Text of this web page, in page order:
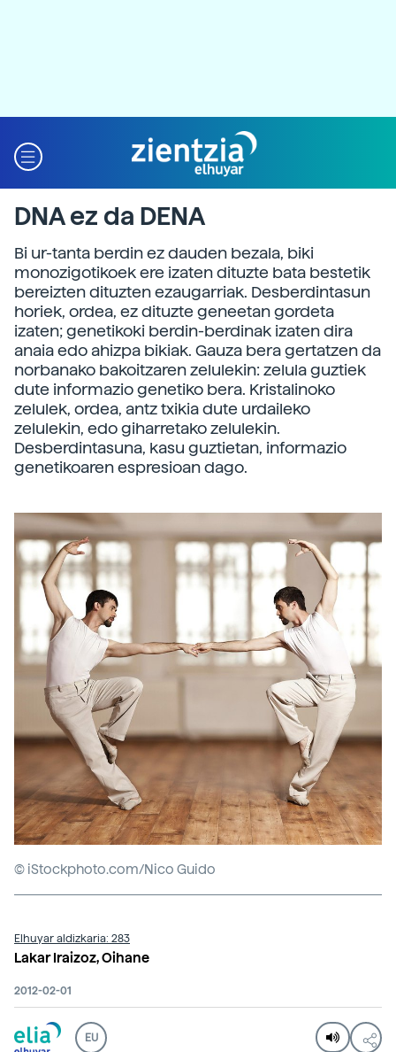
DNA ez da DENA
Bi ur-tanta berdin ez dauden bezala, biki
monozigotikoek ere izaten dituzte bata bestetik
bereizten dituzten ezaugarriak. Desberdintasun
horiek, ordea, ez dituzte geneetan gordeta
izaten; genetikoki berdin-berdinak izaten dira
anaia edo ahizpa bikiak. Gauza bera gertatzen da
norbanako bakoitzaren zelulekin: zelula guztiek
dute informazio genetiko bera. Kristalinoko
zelulek, ordea, antz txikia dute urdaileko
zelulekin, edo giharretako zelulekin.
Desberdintasuna, kasu guztietan, informazio
genetikoaren espresioan dago.
© iStockphoto.com/Nico Guido
Elhuyar aldizkaria: 283
Lakar Iraizoz, Oihane
2012-02-01
EU